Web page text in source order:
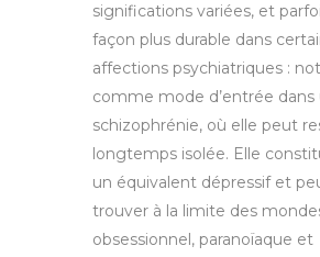
significations variées, et
façon plus durable dans
affections psychiatriques :
comme mode d’entrée dans
schizophrénie, où elle peut
longtemps isolée. Elle
un équivalent dépressif et
trouver à la limite des
obsessionnel, paranoïaque et